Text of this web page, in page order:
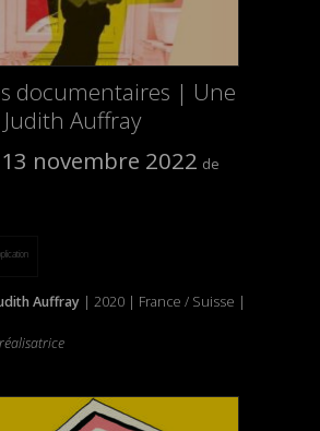
documentaires | Une
Auffray
novembre 2022
Auffray| 2020 | France / Suisse |